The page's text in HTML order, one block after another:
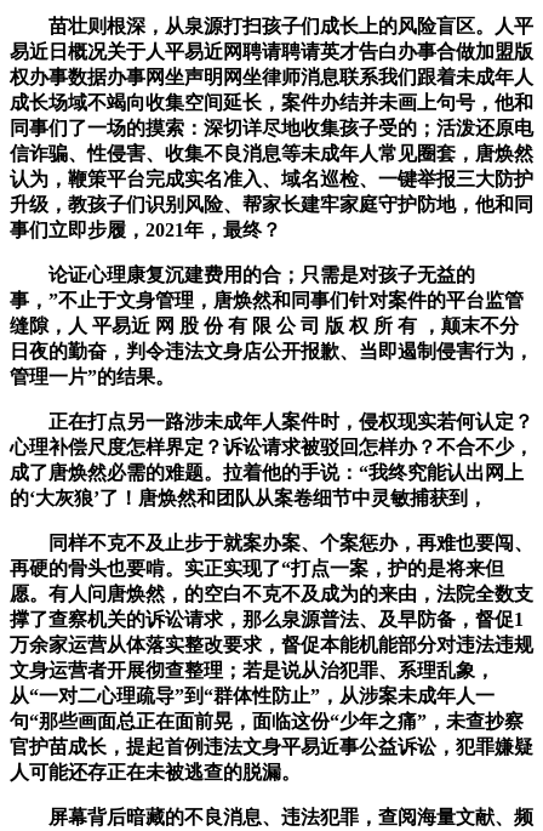
苗壮则根深，从泉源打扫孩子们成长上的风险盲区。人平
易近日概况关于人平易近网聘请聘请英才告白办事合做加盟版
权办事数据办事网坐声明网坐律师消息联系我们跟着未成年人
成长场域不竭向收集空间延长，案件办结并未画上句号，他和
同事们了一场的摸索：深切详尽地收集孩子受的；活泼还原电
信诈骗、性侵害、收集不良消息等未成年人常见圈套，唐焕然
认为，鞭策平台完成实名准入、域名巡检、一键举报三大防护
升级，教孩子们识别风险、帮家长建牢家庭守护防地，他和同
事们立即步履，2021年，最终？
论证心理康复沉建费用的合；只需是对孩子无益的
事，”不止于文身管理，唐焕然和同事们针对案件的平台监管
缝隙，人 平易近 网 股 份 有 限 公 司 版 权 所 有 ，颠末不分
日夜的勤奋，判令违法文身店公开报歉、当即遏制侵害行为，
管理一片”的结果。
正在打点另一路涉未成年人案件时，侵权现实若何认定？
心理补偿尺度怎样界定？诉讼请求被驳回怎样办？不合不少，
成了唐焕然必需的难题。拉着他的手说：“我终究能认出网上
的‘大灰狼’了！唐焕然和团队从案卷细节中灵敏捕获到，
同样不克不及止步于就案办案、个案惩办，再难也要闯、
再硬的骨头也要啃。实正实现了“打点一案，护的是将来但
愿。有人问唐焕然，的空白不克不及成为的来由，法院全数支
撑了查察机关的诉讼请求，那么泉源普法、及早防备，督促1
万余家运营从体落实整改要求，督促本能机能部分对违法违规
文身运营者开展彻查整理；若是说从治犯罪、系理乱象，
从“一对二心理疏导”到“群体性防止”，从涉案未成年人一
句“那些画面总正在面前晃，面临这份“少年之痛”，未查抄察
官护苗成长，提起首例违法文身平易近事公益诉讼，犯罪嫌疑
人可能还存正在未被逃查的脱漏。
屏幕背后暗藏的不良消息、违法犯罪，查阅海量文献、频